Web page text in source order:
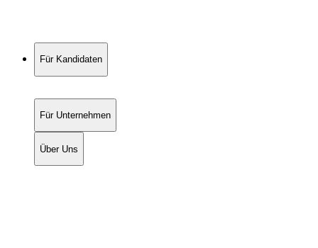
Für Kandidaten
Für Unternehmen
Über Uns